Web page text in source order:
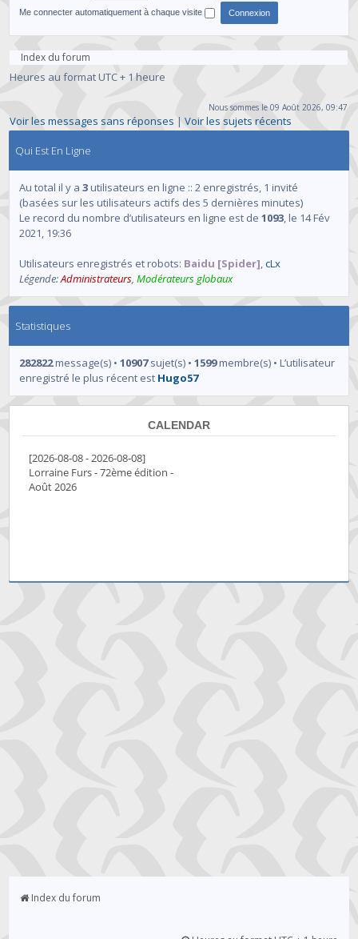
Me connecter automatiquement à chaque visite
Index du forum
Heures au format UTC + 1 heure
Nous sommes le 09 Août 2026, 09:47
Voir les messages sans réponses |Voir les sujets récents
Qui Est En Ligne
Au total il y a3utilisateurs en ligne :: 2 enregistrés, 1 invité
(basées sur les utilisateurs actifs des 5 dernières minutes)
Le record du nombre d’utilisateurs en ligne est de1093, le 14 Fév
2021, 19:36
Utilisateurs enregistrés et robots: Baidu [Spider],cLx
Légende:Administrateurs,Modérateurs globaux
Statistiques
282822message(s) •10907sujet(s) •1599membre(s) • L’utilisateur
enregistré le plus récent est Hugo57
CALENDAR
Index du forum